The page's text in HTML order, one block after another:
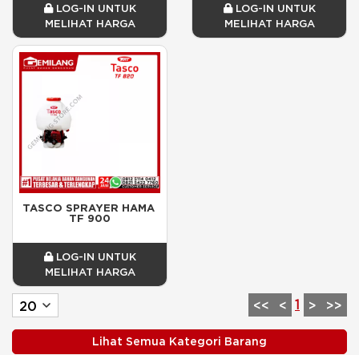
LOG-IN UNTUK
MELIHAT HARGA
LOG-IN UNTUK
MELIHAT HARGA
TASCO SPRAYER HAMA
TF 900
LOG-IN UNTUK
MELIHAT HARGA
<< < 1 > >>
Lihat Semua Kategori Barang